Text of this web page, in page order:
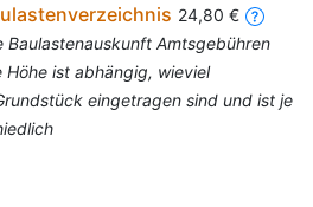
24,80 €
Amtsgebühren
ist abhängig, wieviel
eingetragen sind und ist je